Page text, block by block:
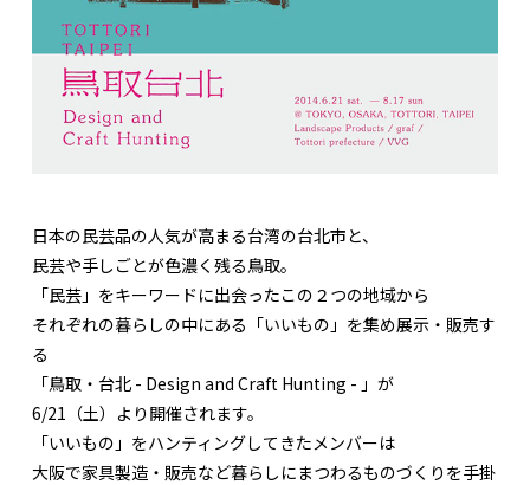
日本の民芸品の人気が高まる台湾の台北市と、
民芸や手しごとが色濃く残る鳥取。
「民芸」をキーワードに出会ったこの２つの地域から
それぞれの暮らしの中にある「いいもの」を集め展示・販売す
る
「鳥取・台北 - Design and Craft Hunting - 」が
6/21（土）より開催されます。
「いいもの」をハンティングしてきたメンバーは
大阪で家具製造・販売など暮らしにまつわるものづくりを手掛